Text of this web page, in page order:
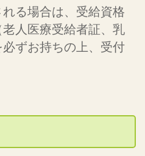
る場合は、受給資格
人医療受給者証、乳
ずお持ちの上、受付